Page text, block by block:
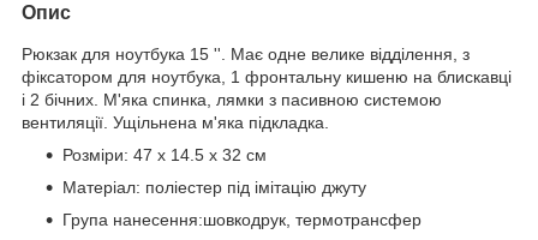
Опис
Рюкзак для ноутбука 15 ''. Має одне велике відділення, з
фіксатором для ноутбука, 1 фронтальну кишеню на блискавці
і 2 бічних. М'яка спинка, лямки з пасивною системою
вентиляції. Ущільнена м'яка підкладка.
Розміри: 47 х 14.5 х 32 см
Матеріал: поліестер під імітацію джуту
Група нанесення:шовкодрук, термотрансфер